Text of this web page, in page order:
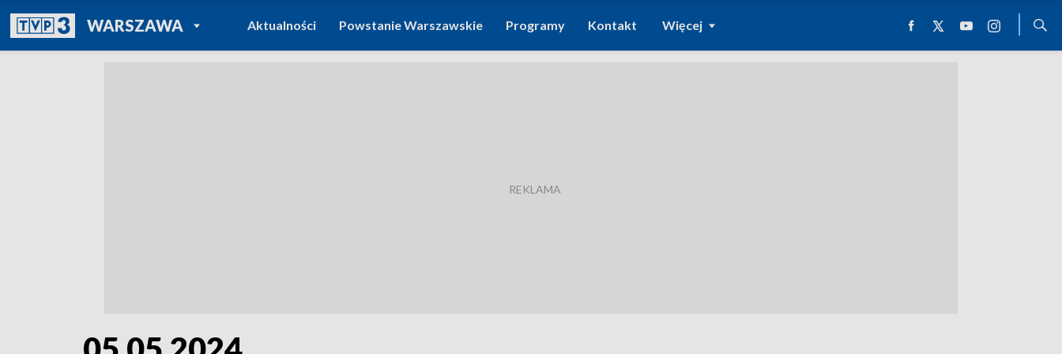
WARSZAWAPOWRÓT DO
TVP REGIONY
Aktualności Powstanie Warszawskie Programy Kontakt Więcej